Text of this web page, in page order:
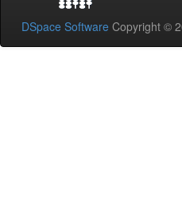
DSpace Software Copyright ©